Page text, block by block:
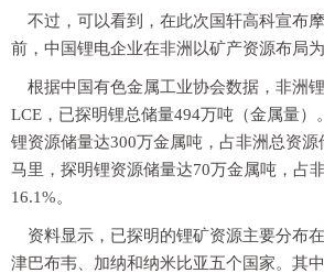
不过，可以看到，在此次国轩高科宣布
前，中国锂电企业在非洲以矿产资源布局为
根据中国有色金属工业协会数据，非洲
LCE，已探明锂总储量494万吨（金属量）
锂资源储量达300万金属吨，占非洲总资源
马里，探明锂资源储量达70万金属吨，占
16.1%。
资料显示，已探明的锂矿资源主要分布
津巴布韦、加纳和纳米比亚五个国家。其中